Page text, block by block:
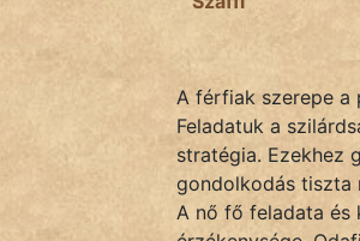
KÖZMONDÁSA férfiak szerepe a
Feladatuk a
stratégia. Ezekhez
gondolkodás tiszta
A nő fő feladata és